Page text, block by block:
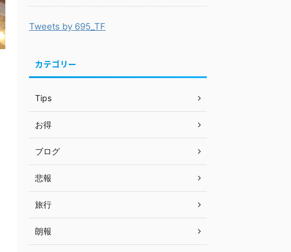
Tweets by 695_TF
カテゴリー
Tips
お得
ブログ
悲報
旅行
朗報